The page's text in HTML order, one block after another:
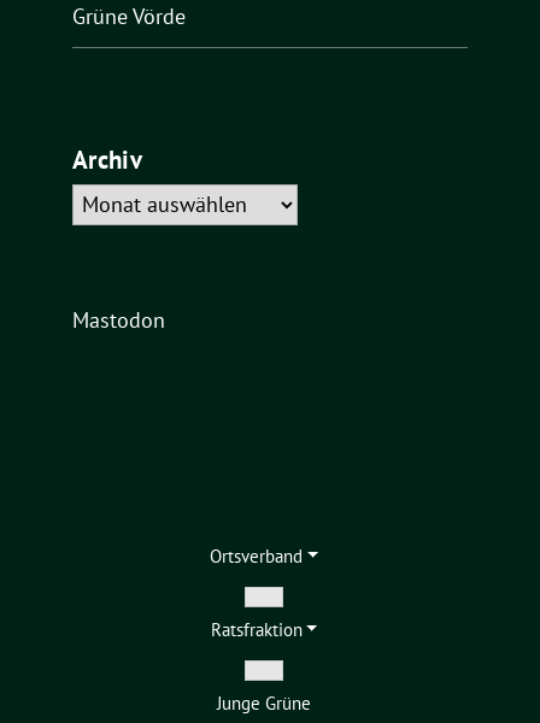
Grüne Vörde
Archiv
Archiv
Mastodon
Ortsverband
Zeige
Untermenü
Ratsfraktion
Zeige
Untermenü
Junge Grüne